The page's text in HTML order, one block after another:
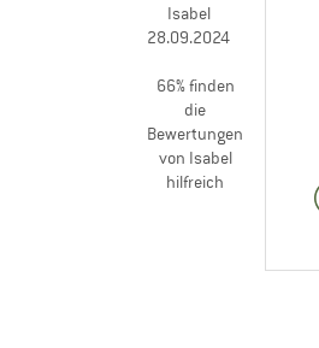
Isabel
28.09.2024
66% finden
die
Bewertungen
von Isabel
hilfreich